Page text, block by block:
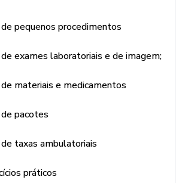
pequenos procedimentos
exames laboratoriais e de imagem;
materiais e medicamentos
pacotes
taxas ambulatoriais
práticos